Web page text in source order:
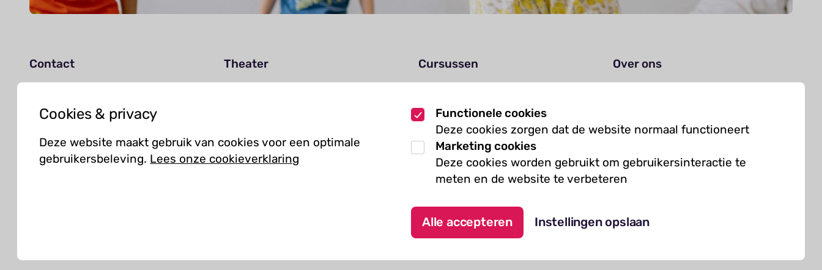
Cookies & privacy
Deze website maakt gebruik van cookies voor een optimale
gebruikersbeleving. Lees onze cookieverklaring
Functionele cookies
Deze cookies zorgen dat de website normaal functioneert
Marketing cookies
Deze cookies worden gebruikt om gebruikersinteractie te
meten en de website te verbeteren
Alle accepteren Instellingen opslaan
Contact
0598 -37 37 77
Theater
Cursussen
Kunst cursussen
Over ons
Veelgestelde vragen
Algemene voorwaarden Cookies